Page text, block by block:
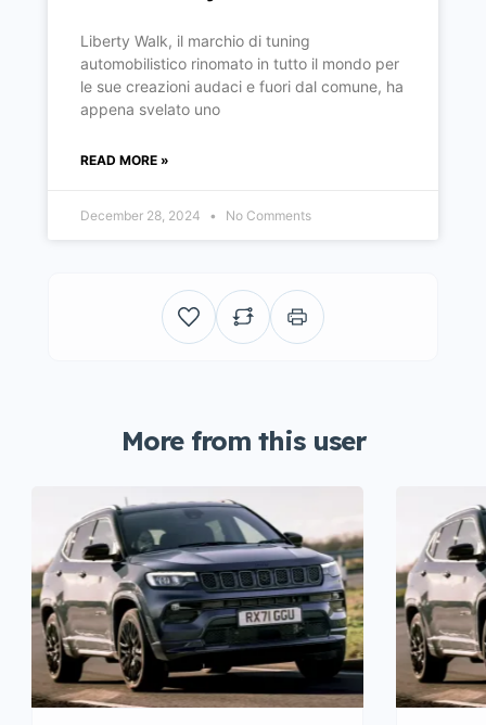
Liberty Walk, il marchio di tuning
automobilistico rinomato in tutto il mondo per
le sue creazioni audaci e fuori dal comune, ha
appena svelato uno
READ MORE »
December 28, 2024 No Comments
More from this user